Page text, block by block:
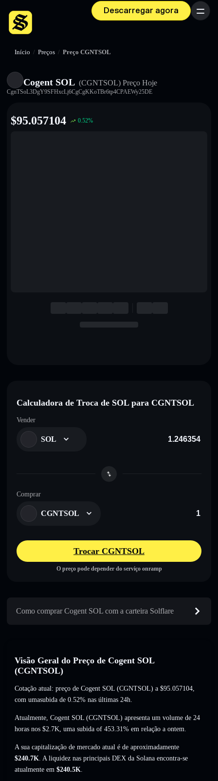
Descarregar agora Menu
Início / Preços / Preço CGNTSOL
Cogent SOL (CGNTSOL) Preço Hoje
CgnTSoL3DgY9SFHxcLj6CgCgKKoTBr6tp4CPAEWy25DE
$95.057104 0.52%
Calculadora de Troca de SOL para CGNTSOL
Vender
SOL
Comprar
CGNTSOL
Trocar CGNTSOL
O preço pode depender do serviço onramp
Como comprar Cogent SOL com a carteira Solflare
Visão Geral do Preço de Cogent SOL
(CGNTSOL)
Cotação atual: preço de Cogent SOL (CGNTSOL) a $95.057104,
com umasubida de 0.52% nas últimas 24h.
Atualmente, Cogent SOL (CGNTSOL) apresenta um volume de 24
horas nos $2.7K, uma subida of 453.31% em relação a ontem.
A sua capitalização de mercado atual é de aproximadamente
$240.7K. A liquidez nas principais DEX da Solana encontra-se
atualmente em $240.5K.